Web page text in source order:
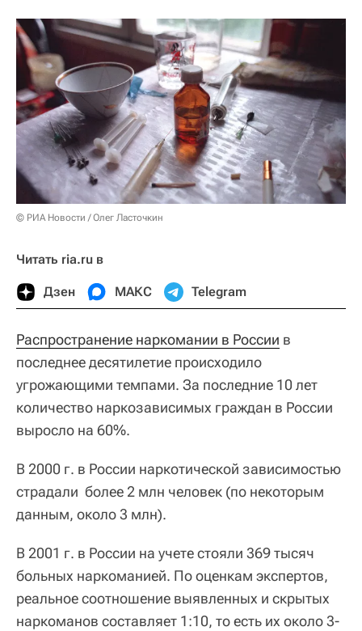
© РИА Новости / Олег Ласточкин
Читать ria.ru в
Дзен МАКС Telegram
Распространение наркомании в России в
последнее десятилетие происходило
угрожающими темпами. За последние 10 лет
количество наркозависимых граждан в России
выросло на 60%.
В 2000 г. в России наркотической зависимостью
страдали более 2 млн человек (по некоторым
данным, около 3 млн).
В 2001 г. в России на учете стояли 369 тысяч
больных наркоманией. По оценкам экспертов,
реальное соотношение выявленных и скрытых
наркоманов составляет 1:10, то есть их около 3-